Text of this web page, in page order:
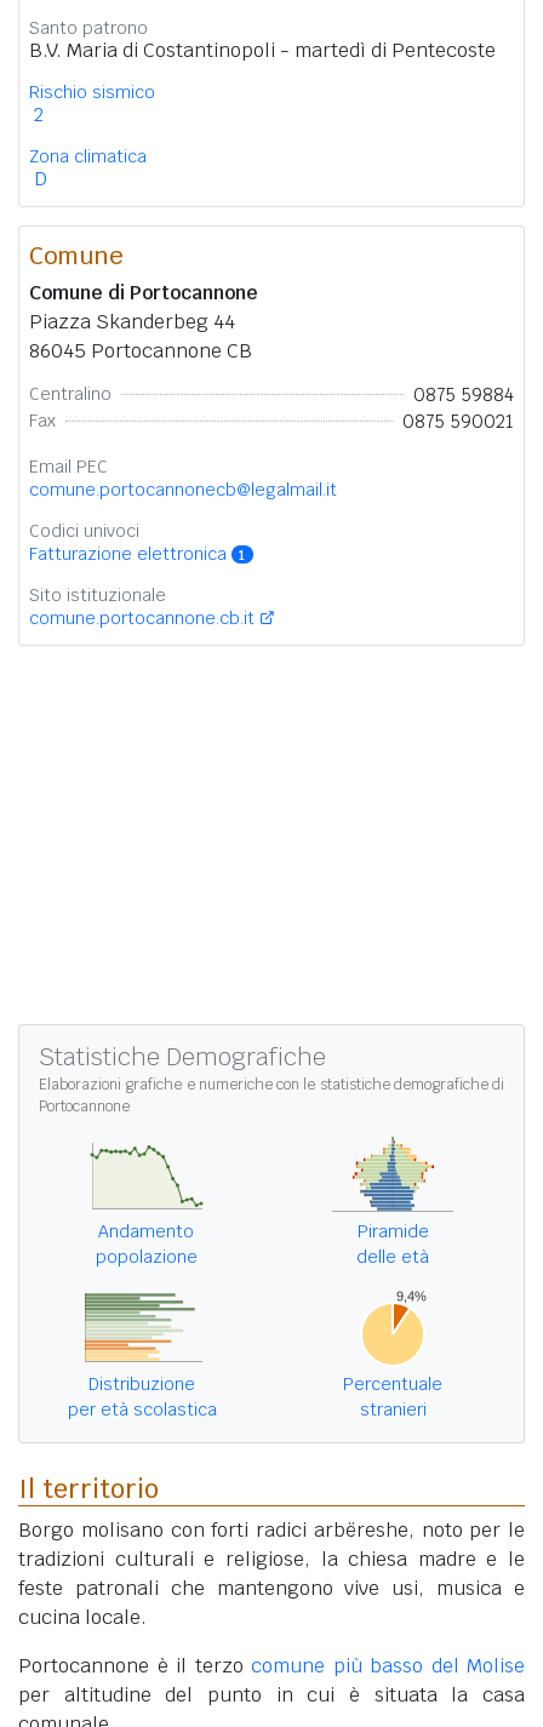
Santo patrono
B.V. Maria di Costantinopoli - martedì di Pentecoste
Rischio sismico
2
Zona climatica
D
Comune
Comune di Portocannone
Piazza Skanderbeg 44
86045 Portocannone CB
Centralino 0875 59884
Fax 0875 590021
Email PEC
comune.portocannonecb@legalmail.it
Codici univoci
Fatturazione elettronica
1
Sito istituzionale
comune.portocannone.cb.it
Statistiche Demografiche
Elaborazioni grafiche e numeriche con le statistiche demografiche di
Portocannone
Andamento
popolazione
Piramide
delle età
Distribuzione
per età scolastica
Percentuale
stranieri
Il territorio
Borgo molisano con forti radici arbëreshe, noto per le
tradizioni culturali e religiose, la chiesa madre e le
feste patronali che mantengono vive usi, musica e
cucina locale.
Portocannone è il terzo comune più basso del Molise
per altitudine del punto in cui è situata la casa